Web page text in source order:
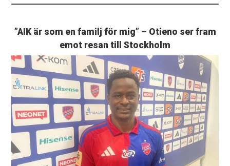
”AIK är som en familj för mig” – Otieno ser fram
emot resan till Stockholm